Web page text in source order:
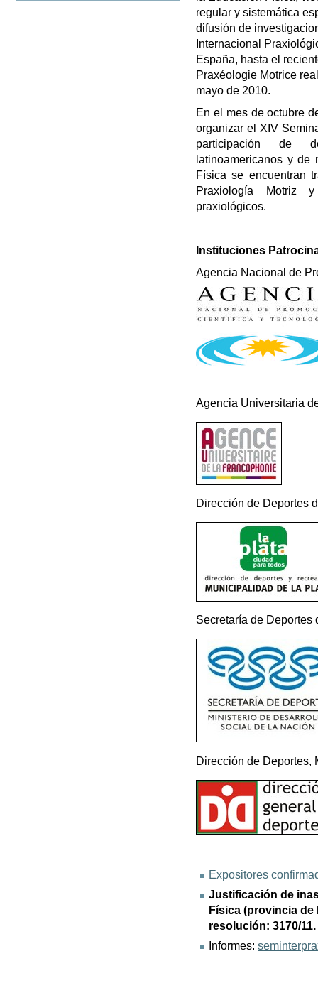
regular y sistemática
difusión de
Internacional
España, hasta el
Praxéologie Motrice
mayo de 2010.
En el mes de octubre
organizar el XIV
participación de
latinoamericanos y
Física se encuentran
Praxiología Motriz
praxiológicos.
Instituciones
Agencia Nacional de
Agencia Universitaria
Dirección de Deportes
Secretaría de Deportes
Dirección de
Expositores
Justificación de
Física (provincia
resolución: 3170/11.
Informes: